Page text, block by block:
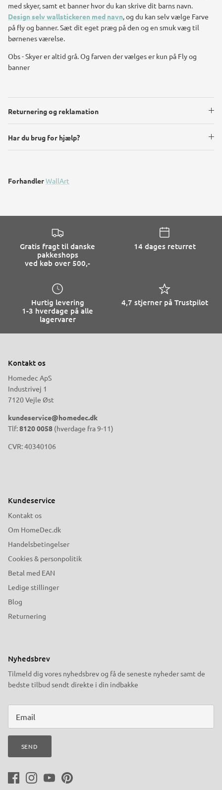
med skyer, samt et banner hvor du kan skrive dit barns navn.
Design selv wallstickeren med navn, og du kan selv vælge Farve
på fly og banner. Sæt dit eget præg på den og en smuk væg til
børnenes værelse.
Obs - Skyer er altid grå. Og farven der vælges er kun på Fly og
banner
Returnering og reklamation
Har du brug for hjælp?
ForhandlerWallArt
Gratis fragt til danske
pakkeshops
ved køb over 500,-
14 dages returret
Hurtig levering
1-3 hverdage på alle
lagervarer
4,7 stjerner på Trustpilot
Kontakt os
Homedec ApS
Industrivej 1
7120 Vejle Øst
kundeservice@homedec.dk
Tlf:8120 0058 (hverdage fra 9-11)
CVR: 40340106
Kundeservice
Kontakt os
Om HomeDec.dk
Handelsbetingelser
Cookies & personpolitik
Betal med EAN
Ledige stillinger
Blog
Returnering
Nyhedsbrev
Tilmeld dig vores nyhedsbrev og få de seneste nyheder samt de
bedste tilbud sendt direkte i din indbakke
SEND